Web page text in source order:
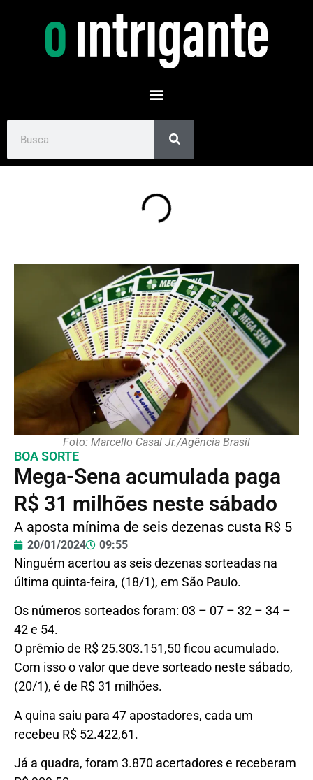
Foto: Marcello Casal Jr./Agência Brasil
BOA SORTE
Mega-Sena acumulada paga
R$ 31 milhões neste sábado
A aposta mínima de seis dezenas custa R$ 5
20/01/2024 09:55
Ninguém acertou as seis dezenas sorteadas na
última quinta-feira, (18/1), em São Paulo.
Os números sorteados foram: 03 – 07 – 32 – 34 –
42 e 54.
O prêmio de R$ 25.303.151,50 ficou acumulado.
Com isso o valor que deve sorteado neste sábado,
(20/1), é de R$ 31 milhões.
A quina saiu para 47 apostadores, cada um
recebeu R$ 52.422,61.
Já a quadra, foram 3.870 acertadores e receberam